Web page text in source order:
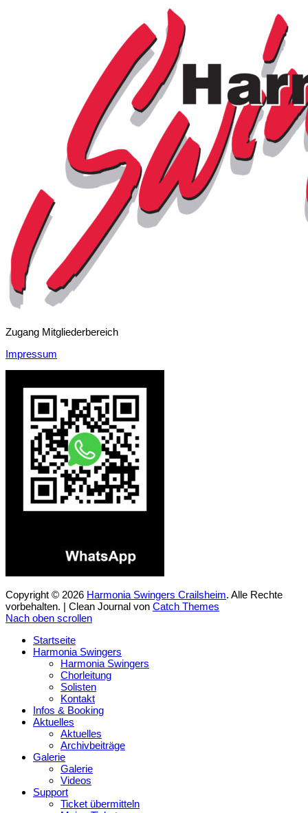
Zugang Mitgliederbereich
Impressum
Copyright © 2026 Harmonia Swingers Crailsheim. Alle Rechte
vorbehalten. | Clean Journal von Catch Themes
Nach oben scrollen
Startseite
Harmonia Swingers
Harmonia Swingers
Chorleitung
Solisten
Kontakt
Infos & Booking
Aktuelles
Aktuelles
Archivbeiträge
Galerie
Galerie
Videos
Support
Ticket übermitteln